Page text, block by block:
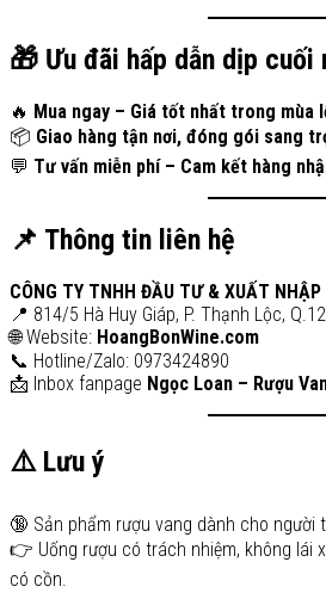
🎁 Ưu đãi hấp dẫn dịp cuối
🔥 Mua ngay – Giá tốt nhất trong mùa
📦 Giao hàng tận nơi, đóng gói sang
💬 Tư vấn miễn phí – Cam kết hàng
📌 Thông tin liên hệ
CÔNG TY TNHH ĐẦU TƯ & XUẤT NHẬP
📍 814/5 Hà Huy Giáp, P. Thạnh Lộc,
🌐 Website: HoangBonWine.com
📞 Hotline/Zalo: 0973424890
📩 Inbox fanpage Ngọc Loan – Rượu
⚠️ Lưu ý
🔞 Sản phẩm rượu vang dành cho người
👉 Uống rượu có trách nhiệm, không lái
có cồn.